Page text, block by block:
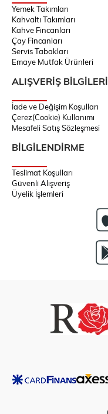
Yemek Takımları
Kahvaltı Takımları
Kahve Fincanları
Çay Fincanları
Servis Tabakları
Emaye Mutfak Ürünleri
ALIŞVERİŞ BİLGİLERİ
İade ve Değişim Koşulları
Çerez(Cookie) Kullanımı
Mesafeli Satış Sözleşmesi
BİLGİLENDİRME
Teslimat Koşulları
Güvenli Alışveriş
Üyelik İşlemleri